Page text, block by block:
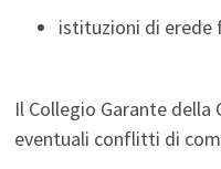
istituzioni di
Il Collegio Garante
eventuali conflitti di